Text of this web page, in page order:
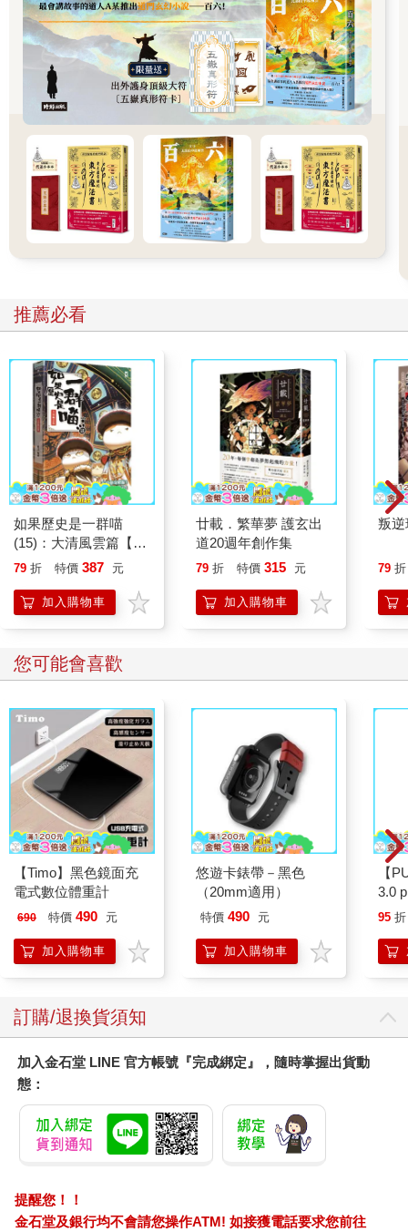
推薦必看
如果歷史是一群喵
(15)：大清風雲篇【萌
貓漫畫學歷史】
79 折 特價 387 元
加入購物車
廿載．繁華夢 護玄出
道20週年創作集
79 折 特價 315 元
加入購物車
叛逆
79 折
您可能會喜歡
【Timo】黑色鏡面充
電式數位體重計
690 特價 490 元
加入購物車
悠遊卡錶帶－黑色
（20mm適用）
特價 490 元
加入購物車
【
3.0
黑
95 折
訂購/退換貨須知
加入金石堂 LINE 官方帳號『完成綁定』，隨時掌握出貨動
態：
提醒您！！
金石堂及銀行均不會請您操作ATM! 如接獲電話要求您前往